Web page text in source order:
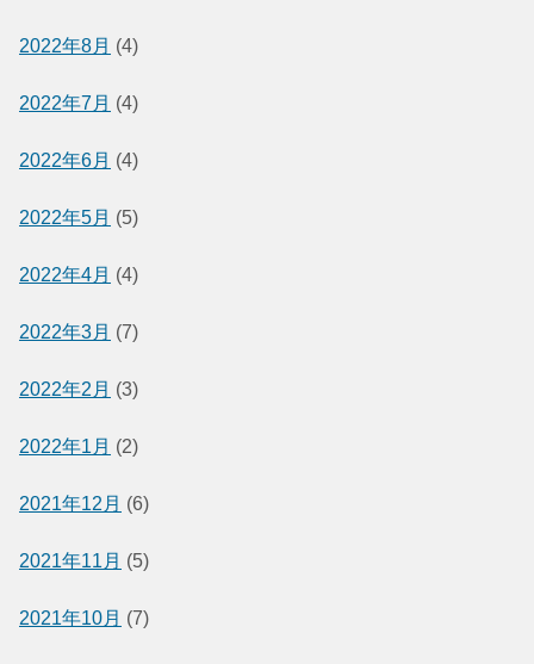
2022年8月 (4)
2022年7月 (4)
2022年6月 (4)
2022年5月 (5)
2022年4月 (4)
2022年3月 (7)
2022年2月 (3)
2022年1月 (2)
2021年12月 (6)
2021年11月 (5)
2021年10月 (7)